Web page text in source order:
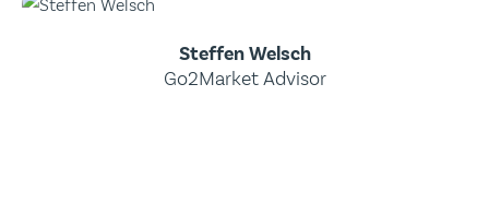
Steffen Welsch
Go2Market Advisor